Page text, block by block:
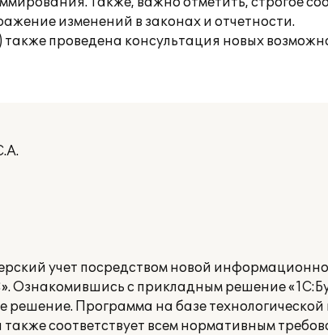
изменений в законах и отчетности.
проведена консультация новых
учет посредством новой
Ознакомившись с прикладным решение
решение. Программа на базе
соответствует всем нормативным